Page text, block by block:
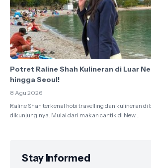
Potret Raline Shah Kulineran di Luar
hingga Seoul!
8 Agu 2026
Raline Shah terkenal hobi travelling dan kulineran di
dikunjunginya. Mulai dari makan cantik di New...
Stay Informed